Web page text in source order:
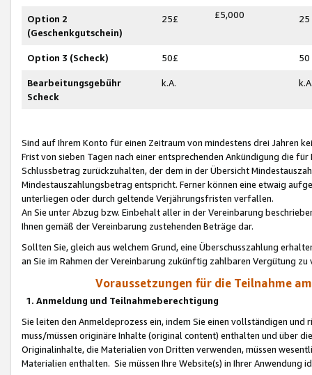
Option 2
(Geschenkgutschein)
25£ £5,000 25
Option 3 (Scheck) 50£ 50
Bearbeitungsgebühr
Scheck
k.A.
Sind auf Ihrem Konto für einen Zeitraum von mindestens drei Jahren
Frist von sieben Tagen nach einer entsprechenden Ankündigung die
Schlussbetrag zurückzuhalten, der dem in der Übersicht
Mindestauszahlungsbetrag entspricht. Ferner können eine etwaig
unterliegen oder durch geltende Verjährungsfristen verfallen.
An Sie unter Abzug bzw. Einbehalt aller in der Vereinbarung
Ihnen gemäß der Vereinbarung zustehenden Beträge dar.
Sollten Sie, gleich aus welchem Grund, eine Überschusszahlung
an Sie im Rahmen der Vereinbarung zukünftig zahlbaren Vergütung zu
Voraussetzungen für die Teilnahme
1. Anmeldung und Teilnahmeberechtigung
Sie leiten den Anmeldeprozess ein, indem Sie einen vollständigen
muss/müssen originäre Inhalte (original content) enthalten und über
Originalinhalte, die Materialien von Dritten verwenden, müssen
Materialien enthalten. Sie müssen Ihre Website(s) in Ihrer Anwendung